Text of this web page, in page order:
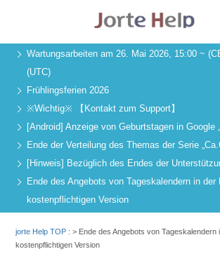
Wartungsarbeiten am 26. Mai 2026, 15:00 ~
(UTC)
Frühlingsferien 2026
※Wichtig※ 【Kontakt zum Support】
[Android] Anzeige von Geburtstagen in Google
Ende der Verteilung des Themas der Serie
[Hinweis] Bezüglich des Endes der
Ende des Angebots von Tageskalendern in der
kostenpflichtigen Version
jorte Help TOP :> Ende des Angebots von Tageskalendern
kostenpflichtigen Version